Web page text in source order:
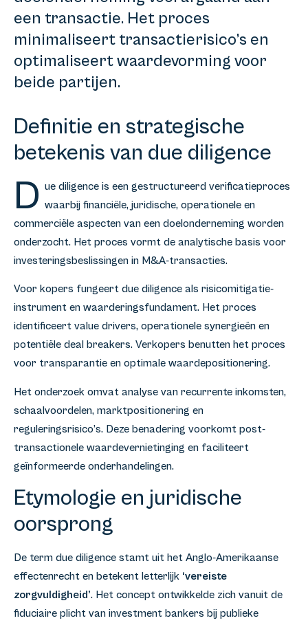
een transactie. Het proces
minimaliseert transactierisico’s en
optimaliseert waardevorming voor
beide partijen.
Definitie en strategische
betekenis van due diligence
D ue diligence is een gestructureerd verificatieproces
waarbij financiële, juridische, operationele en
commerciële aspecten van een doelonderneming worden
onderzocht. Het proces vormt de analytische basis voor
investeringsbeslissingen in M&A-transacties.
Voor kopers fungeert due diligence als risicomitigatie-
instrument en waarderingsfundament. Het proces
identificeert value drivers, operationele synergieën en
potentiële deal breakers. Verkopers benutten het proces
voor transparantie en optimale waardepositionering.
Het onderzoek omvat analyse van recurrente inkomsten,
schaalvoordelen, marktpositionering en
reguleringsrisico’s. Deze benadering voorkomt post-
transactionele waardevernietinging en faciliteert
geïnformeerde onderhandelingen.
Etymologie en juridische
oorsprong
De term due diligence stamt uit het Anglo-Amerikaanse
effectenrecht en betekent letterlijk ‘vereiste
zorgvuldigheid’. Het concept ontwikkelde zich vanuit de
fiduciaire plicht van investment bankers bij publieke